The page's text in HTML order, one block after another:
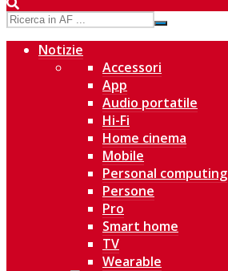
Notizie
Accessori
App
Audio portatile
Hi-Fi
Home cinema
Mobile
Personal computing
Persone
Pro
Smart home
TV
Wearable